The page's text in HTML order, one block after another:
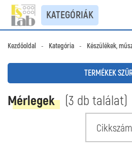
KATEGÓRIÁK
Kezdőoldal - Kategória - Készülékek,
TERMÉKEK
Mérlegek (3 db találat)